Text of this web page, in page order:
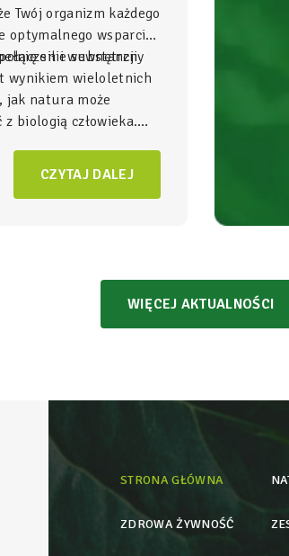
Twój organizm każdego
optymalnego wsparcia,
sił i wewnętrzny
substancji
wynikiem wieloletnich
jak natura może
z biologią człowieka.
traktujemy jako
CZYTAJ DALEJ
WIĘCEJ AKTUALNOŚCI
STRONA GŁÓWNA
ZDROWA ŻYWNOŚĆ